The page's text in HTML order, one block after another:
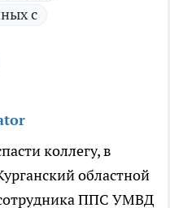
с
коллегу, в
областной
ППС УМВД